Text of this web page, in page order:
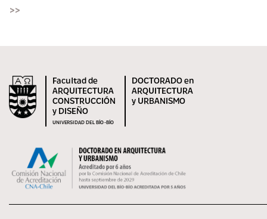
>>
Facultad de
ARQUITECTURA
CONSTRUCCIÓN
y DISEÑO
UNIVERSIDAD DEL BÍO-BÍO
DOCTORADO en
ARQUITECTURA
y URBANISMO